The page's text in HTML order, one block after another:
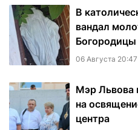
В
вандал
Богородицы
06 Августа 20:47
Мэр Львова
на
центра